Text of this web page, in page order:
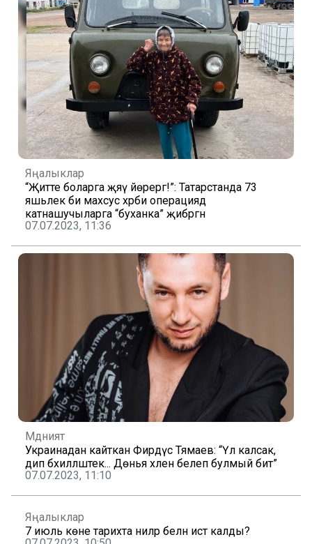
Яңалыклар
“Җитте боларга җәяү йөрергә!”: Татарстанда 73
яшьлек әби махсус хәрби операциядә
катнашучыларга “буханка” җибәргән
07.07.2023, 11:36
Мәдәният
Украинадан кайткан Фирдүс Тямаев: “Үлә калсак,
дип бәхилләштек... Дөнья хәлен белеп булмый бит”
07.07.2023, 11:10
Яңалыклар
7 июль көне тарихта ниләр белән истә калды?